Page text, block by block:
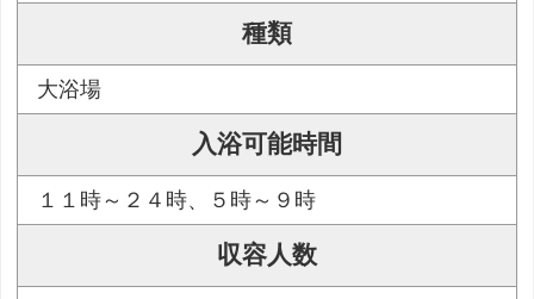
種類
大浴場
入浴可能時間
１１時～２４時、５時～９時
収容人数